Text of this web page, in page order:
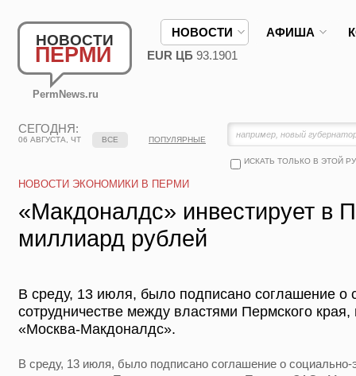
НОВОСТИ
ПЕРМИ
PermNews.ru
НОВОСТИ АФИША
EUR ЦБ 93.1901
СЕГОДНЯ:
06 АВГУСТА, ЧТ
ИСКАТЬ ТОЛЬКО В ЭТОЙ
ВСЕ ПОПУЛЯРНЫЕ
НОВОСТИ ЭКОНОМИКИ В ПЕРМИ
«Макдоналдс» инвестирует в
миллиард рублей
В среду, 13 июля, было подписано соглашение о
сотрудничестве между властями Пермского
«Москва-Макдоналдс».
В среду, 13 июля, было подписано соглашение о социально-